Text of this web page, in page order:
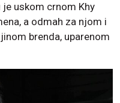
uskom crnom Khy
a odmah za njom i
brenda, uparenom